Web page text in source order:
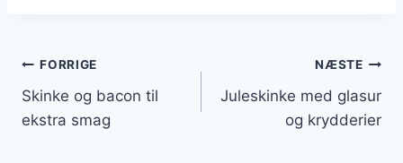
Indlægsnavigation
FORRIGE
Skinke og bacon til
ekstra smag
NÆSTE
Juleskinke med glasur
og krydderier